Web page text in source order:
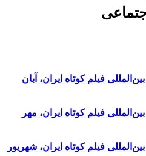
فیلم کوتاه ایران، آبان
فیلم کوتاه ایران، مهر
فیلم کوتاه ایران، شهریور